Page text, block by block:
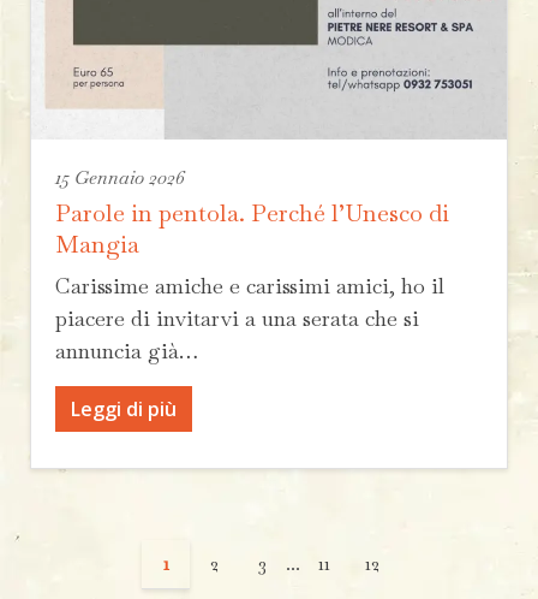
15 Gennaio 2026
Parole in pentola. Perché l’Unesco di
Mangia
Carissime amiche e carissimi amici, ho il
piacere di invitarvi a una serata che si
annuncia già…
Leggi di più
1 2 3 ... 11 12